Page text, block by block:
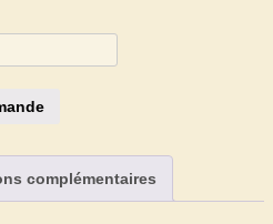
complémentaires